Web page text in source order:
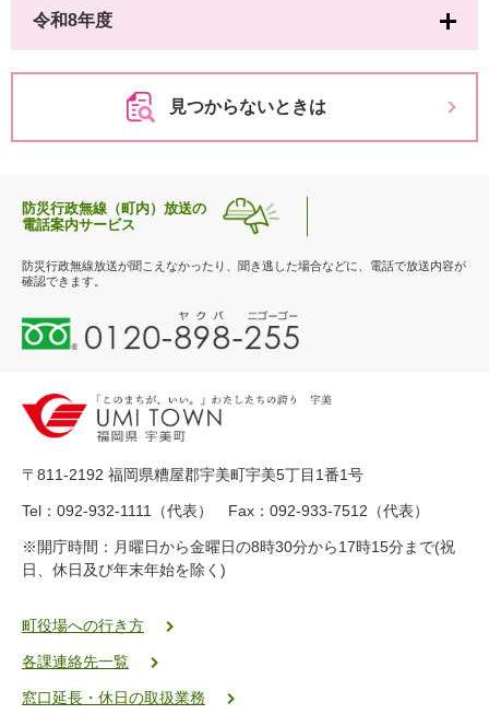
令和8年度
見つからないときは
防災行政無線（町内）放送の
電話案内サービス
防災行政無線放送が聞こえなかったり、聞き逃した場合などに、電話で放送内容が
確認できます。
0
1
-
8
-
5
5
ク
二
ゴ
〒811-2192 福岡県糟屋郡宇美町宇美5丁目1番1号
Tel：092-932-1111（代表） Fax：092-933-7512（代表）
※開庁時間：月曜日から金曜日の8時30分から17時15分まで(祝
日、休日及び年末年始を除く)
町役場への行き方
各課連絡先一覧
窓口延長・休日の取扱業務